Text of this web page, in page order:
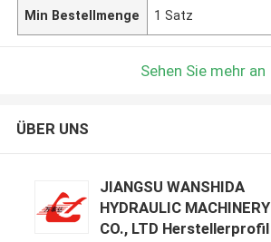
Min Bestellmenge 1 Satz
Sehen Sie mehr an
ÜBER UNS
JIANGSU WANSHIDA
HYDRAULIC MACHINERY
CO., LTD Herstellerprofil